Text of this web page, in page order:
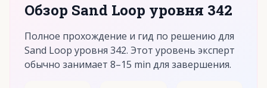
Обзор Sand Loop уровня 342
Полное прохождение и гид по решению для
Sand Loop уровня 342. Этот уровень эксперт
обычно занимает 8–15 min для завершения.